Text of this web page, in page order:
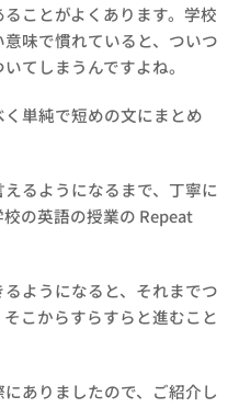
ことがよくあります。学校
味で慣れていると、ついつ
てしまうんですよね。
単純で短めの文にまとめ
るようになるまで、丁寧に
の英語の授業の Repeat
ようになると、それまでつ
こからすらすらと進むこと
ありましたので、ご紹介し